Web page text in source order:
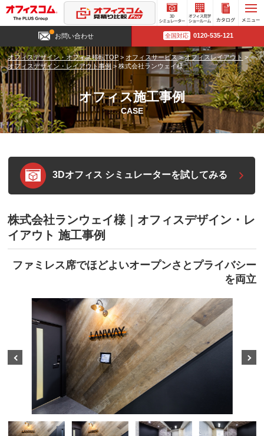
3D
シミュ
レータ
ー
オフィ
ス見学
ショー
ルーム
お問い合わせ 全国対応 0120-535-121
オフィスデザイン・オフィス移転TOP > オフィスサービス>オフィスレイアウト >
オフィスデザイン・レイアウト事例 >株式会社ランウェイ様
オフィス施工事例
CASE
3Dオフィス シミュレーターを試してみる
株式会社ランウェイ様｜オフィスデザイン・レ
イアウト 施工事例
ファミレス席でほどよいオープンさとプライバシー
を両立